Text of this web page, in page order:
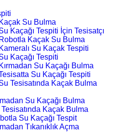
Su Bulma
Kaçağı Tespiti İçin Tesisatçı
Kaçak Su Bulma
Su Kaçak Tespiti
Kaçağı Tespiti
Su Kaçağı Bulma
Su Kaçağı Tespiti
Tesisatında Kaçak Bulma
Su Kaçağı Bulma
Tesisatında Kaçak Bulma
Su Kaçağı Tespit
Tıkanıklık Açma